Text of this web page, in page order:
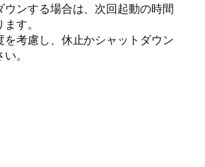
ウンする場合は、次回起動の時間
す。
を考慮し、休止かシャットダウン
。